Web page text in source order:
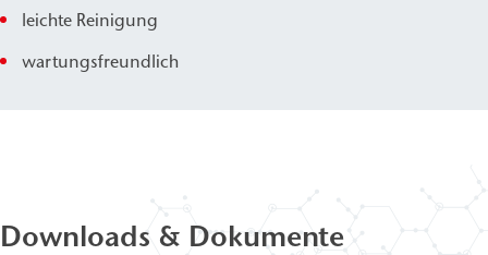
leichte Reinigung
wartungsfreundlich
Downloads & Dokumente